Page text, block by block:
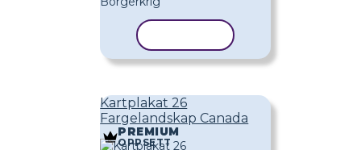
Kartplakat 26
Fargelandskap Canada
PREMIUM
OPPSETT